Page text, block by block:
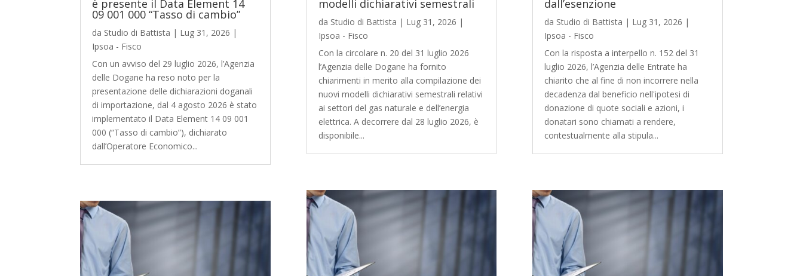
è presente il Data Element 14
09 001 000 “Tasso di cambio”
da Studio di Battista | Lug 31, 2026 |
Ipsoa - Fisco
Con un avviso del 29 luglio 2026, l’Agenzia
delle Dogane ha reso noto per la
presentazione delle dichiarazioni doganali
di importazione, dal 4 agosto 2026 è stato
implementato il Data Element 14 09 001
000 (“Tasso di cambio”), dichiarato
dall’Operatore Economico...
modelli dichiarativi semestrali
da Studio di Battista | Lug 31, 2026 |
Ipsoa - Fisco
Con la circolare n. 20 del 31 luglio 2026
l’Agenzia delle Dogane ha fornito
chiarimenti in merito alla compilazione dei
nuovi modelli dichiarativi semestrali relativi
ai settori del gas naturale e dell’energia
elettrica. A decorrere dal 28 luglio 2026, è
disponibile...
dall’esenzione
da Studio di Battista | Lug 31, 2026 |
Ipsoa - Fisco
Con la risposta a interpello n. 152 del 31
luglio 2026, l’Agenzia delle Entrate ha
chiarito che al fine di non incorrere nella
decadenza dal beneficio nell'ipotesi di
donazione di quote sociali e azioni, i
donatari sono chiamati a rendere,
contestualmente alla stipula...